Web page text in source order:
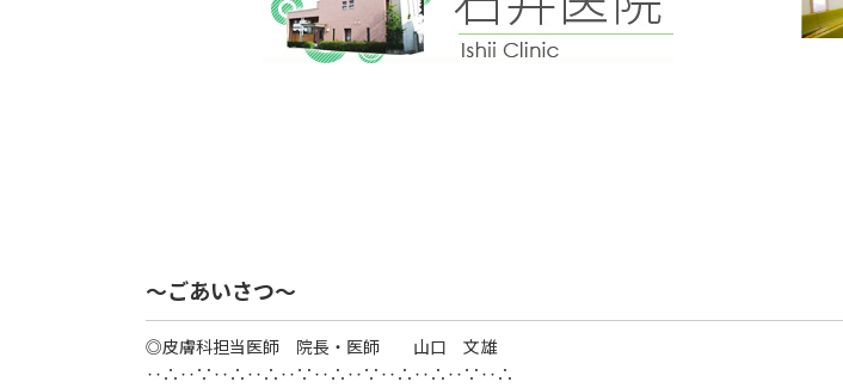
～ごあいさつ～
◎皮膚科担当医師 院長・医師 山口 文雄
‥∴‥∵‥∴‥∴‥∵‥∴‥∵‥∴‥∴‥∵‥∴